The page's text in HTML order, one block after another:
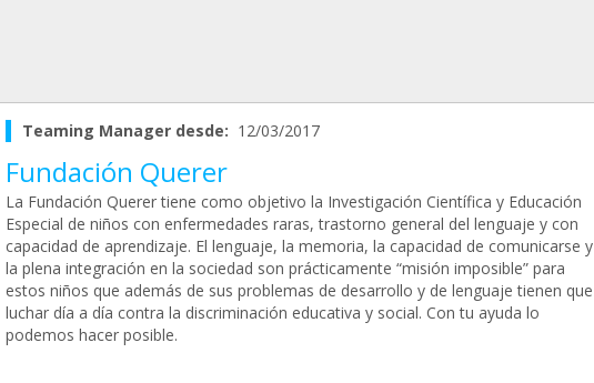
Teaming Manager desde: 12/03/2017
Fundación Querer
La Fundación Querer tiene como objetivo la Investigación Científica y Educación
Especial de niños con enfermedades raras, trastorno general del lenguaje y con
capacidad de aprendizaje. El lenguaje, la memoria, la capacidad de comunicarse y
la plena integración en la sociedad son prácticamente “misión imposible” para
estos niños que además de sus problemas de desarrollo y de lenguaje tienen que
luchar día a día contra la discriminación educativa y social. Con tu ayuda lo
podemos hacer posible.